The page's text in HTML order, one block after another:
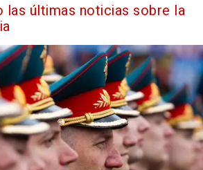
las últimas noticias sobre la